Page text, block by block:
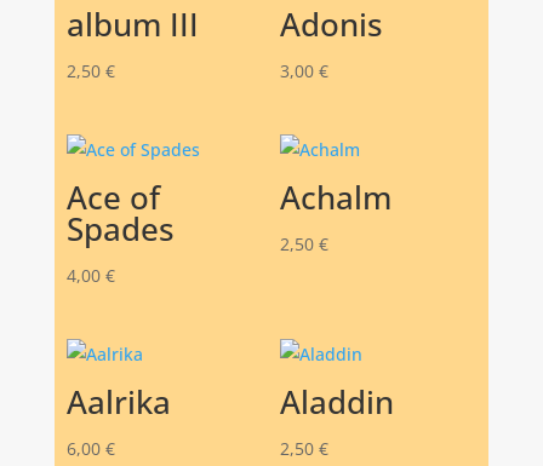
album III
2,50 €
Adonis
3,00 €
Ace of
Spades
4,00 €
Achalm
2,50 €
Aalrika
6,00 €
Aladdin
2,50 €